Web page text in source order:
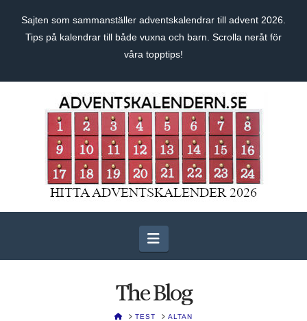
Sajten som sammanställer adventskalendrar till advent 2026.
Tips på kalendrar till både vuxna och barn. Scrolla neråt för
våra topptips!
Navigation
The Blog
HOMETEST ALTAN